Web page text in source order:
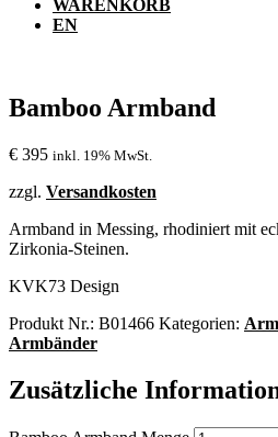
WARENKORB
EN
Bamboo Armband
€ 395 inkl. 19% MwSt.
zzgl. Versandkosten
Armband in Messing, rhodiniert mit
Zirkonia-Steinen.
KVK73 Design
Produkt Nr.: B01466 Kategorien:
Armbänder
Zusätzliche